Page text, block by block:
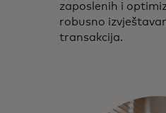
zaposlenih i
robusno
transakcija.